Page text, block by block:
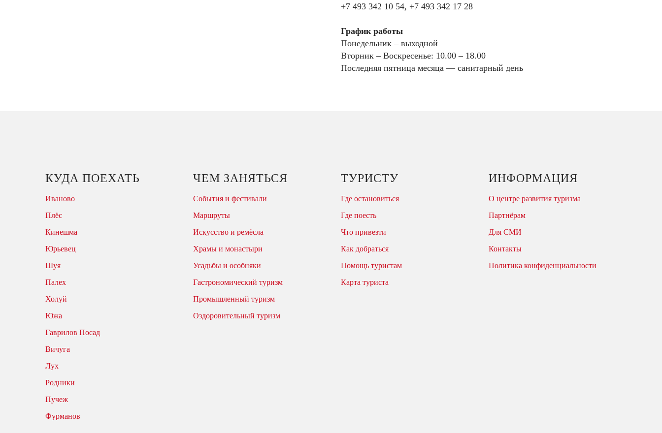
+7 493 342 10 54, +7 493 342 17 28
График работы
Понедельник – выходной
Вторник – Воскресенье: 10.00 – 18.00
Последняя пятница месяца — санитарный день
КУДА ПОЕХАТЬ
Иваново
Плёс
Кинешма
Юрьевец
Шуя
Палех
Холуй
Южа
Гаврилов Посад
Вичуга
Лух
Родники
Пучеж
Фурманов
ЧЕМ ЗАНЯТЬСЯ
События и фестивали
Маршруты
Искусство и ремёсла
Храмы и монастыри
Усадьбы и особняки
Гастрономический туризм
Промышленный туризм
Оздоровительный туризм
ТУРИСТУ
Где остановиться
Где поесть
Что привезти
Как добраться
Помощь туристам
Карта туриста
ИНФОРМАЦИЯ
О центре развития туризма
Партнёрам
Для СМИ
Контакты
Политика конфиденциальности